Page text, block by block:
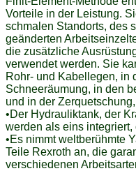
Vorteile in der Leistung.
schmalen Standorts, des
geänderten
die zusätzliche
verwendet werden. Sie
Rohr- und Kabellegen, in
Schneeräumung, in den
und in der
•Der Hydrauliktank, der
werden als eins integriert,
•Es nimmt weltberühmte
Teile Rexroth an, die
verschiedenen